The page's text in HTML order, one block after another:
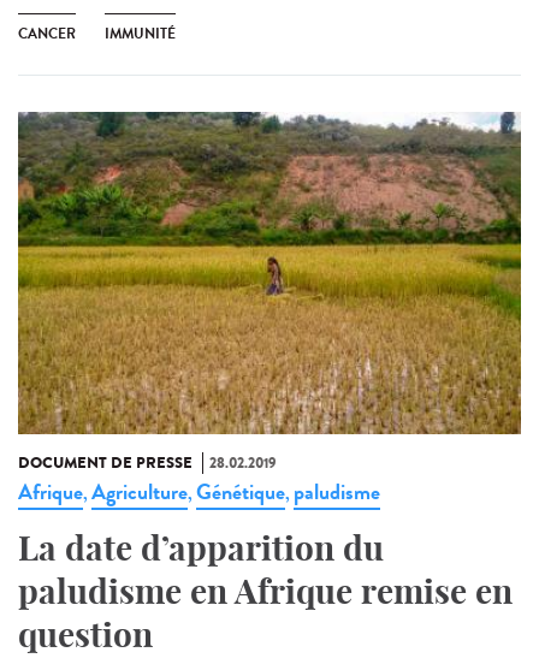
CANCER IMMUNITÉ
DOCUMENT DE PRESSE 28.02.2019
Afrique,Agriculture,Génétique, paludisme
La date d’apparition du
paludisme en Afrique remise en
question